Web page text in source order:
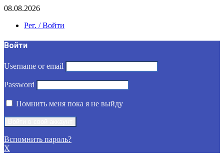
08.08.2026
Рег. / Войти
Войти
Username or email
Password
Помнить меня пока я не выйду
Вспомнить пароль?
X